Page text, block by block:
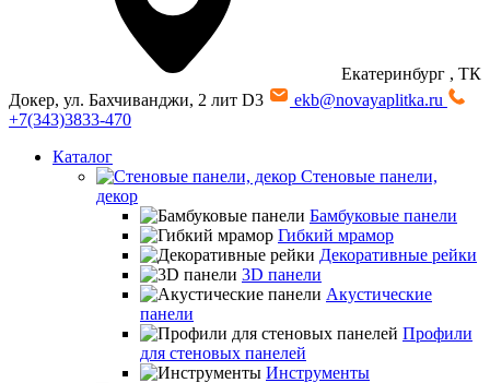
Екатеринбург , ТК
Докер, ул. Бахчиванджи, 2 лит D3
ekb@novayaplitka.ru
+7(343)3833-470
Каталог
Стеновые панели,
декор
Бамбуковые панели
Гибкий мрамор
Декоративные рейки
3D панели
Акустические
панели
Профили
для стеновых панелей
Инструменты